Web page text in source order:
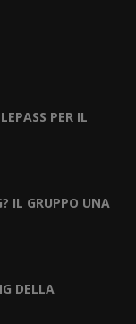
PER IL
IL GRUPPO UNA
DELLA